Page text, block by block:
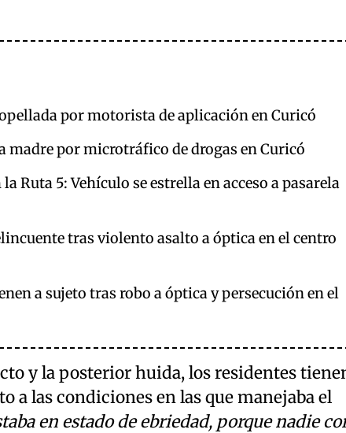
por motorista de aplicación en Curicó
madre por microtráfico de drogas en Curicó
Ruta 5: Vehículo se estrella en acceso a pasarela
tras violento asalto a óptica en el centro
a sujeto tras robo a óptica y persecución en el
y la posterior huida, los residentes
a las condiciones en las que manejaba el
en estado de ebriedad, porque nadie